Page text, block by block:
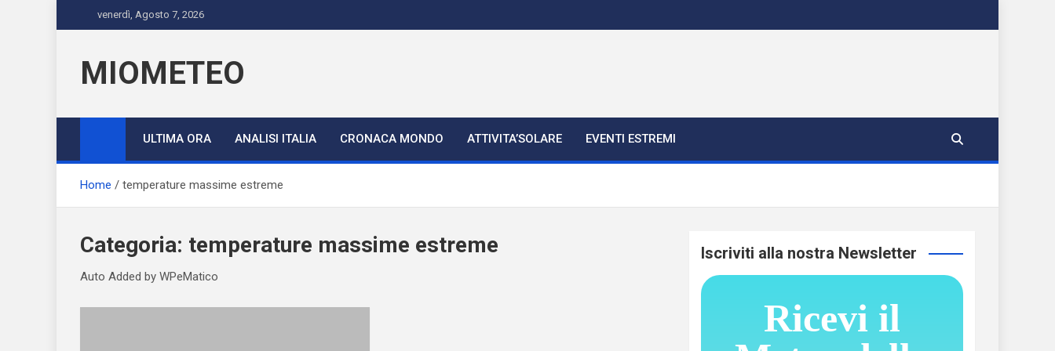
to
venerdì, Agosto 7, 2026
MIOMETEO
ULTIMA ORA ANALISI ITALIA CRONACA MONDO ATTIVITA’SOLARE EVENTI ESTREMI
Home temperature massime estreme
Categoria: temperature massime estreme
Auto Added by WPeMatico
Iscriviti alla nostra Newsletter
Ricevi il